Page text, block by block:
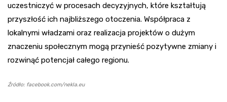
uczestniczyć w procesach decyzyjnych, które kształtują
przyszłość ich najbliższego otoczenia. Współpraca z
lokalnymi władzami oraz realizacja projektów o dużym
znaczeniu społecznym mogą przynieść pozytywne zmiany i
rozwinąć potencjał całego regionu.
Źródło: facebook.com/nekla.eu